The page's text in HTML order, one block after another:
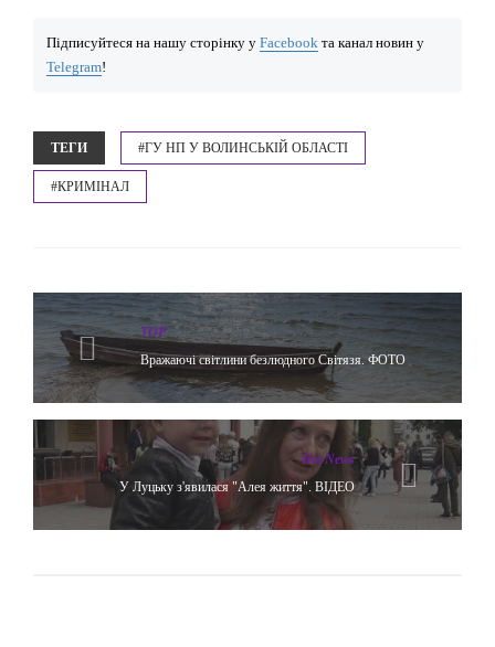
Підписуйтеся на нашу сторінку у Facebook та канал новин у
Telegram!
ТЕГИ #ГУ НП У ВОЛИНСЬКІЙ ОБЛАСТІ
#КРИМІНАЛ
TOP
Вражаючі світлини безлюдного Світязя. ФОТО
Hot News
У Луцьку з'явилася "Алея життя". ВІДЕО